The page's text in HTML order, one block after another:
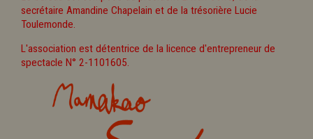
secrétaire Amandine Chapelain et de la trésorière Lucie
Toulemonde.
L'association est détentrice de la licence d'entrepreneur de
spectacle N° 2-1101605.